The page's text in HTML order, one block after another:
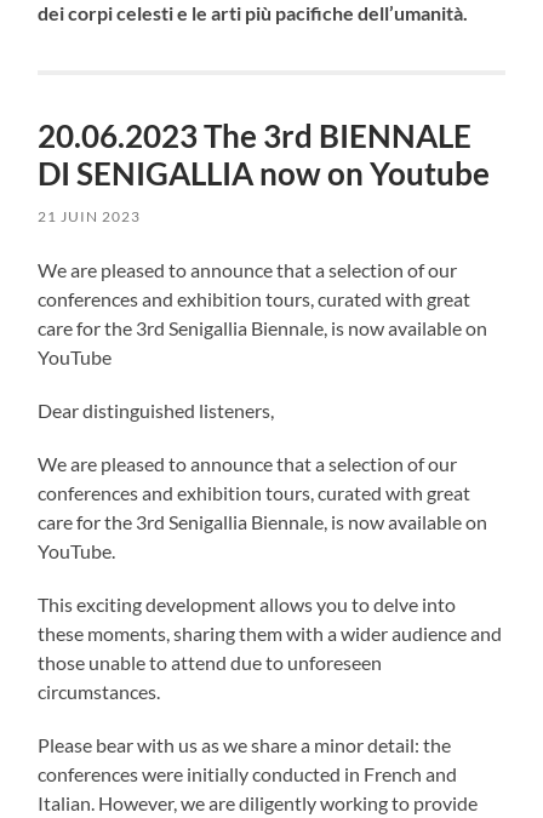
dei corpi celesti e le arti più pacifiche dell’umanità.
20.06.2023 The 3rd BIENNALE
DI SENIGALLIA now on Youtube
21 JUIN 2023
We are pleased to announce that a selection of our
conferences and exhibition tours, curated with great
care for the 3rd Senigallia Biennale, is now available on
YouTube
Dear distinguished listeners,
We are pleased to announce that a selection of our
conferences and exhibition tours, curated with great
care for the 3rd Senigallia Biennale, is now available on
YouTube.
This exciting development allows you to delve into
these moments, sharing them with a wider audience and
those unable to attend due to unforeseen
circumstances.
Please bear with us as we share a minor detail: the
conferences were initially conducted in French and
Italian. However, we are diligently working to provide